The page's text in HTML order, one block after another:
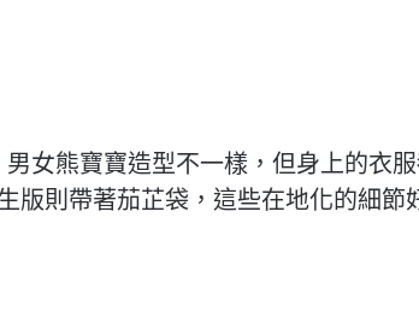
女熊寶寶造型不一樣，但身上的衣
版則帶著茄芷袋，這些在地化的細節